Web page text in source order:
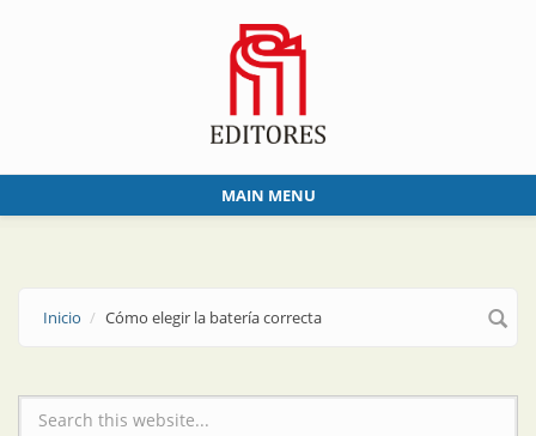
MAIN MENU
Inicio Cómo elegir la batería correcta